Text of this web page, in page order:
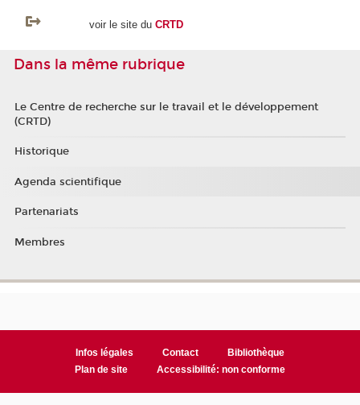
voir le site du CRTD
Dans la même rubrique
Le Centre de recherche sur le travail et le développement
(CRTD)
Historique
Agenda scientifique
Partenariats
Membres
Infos légales Contact
Bibliothèque
Plan de site
Accessibilité: non conforme